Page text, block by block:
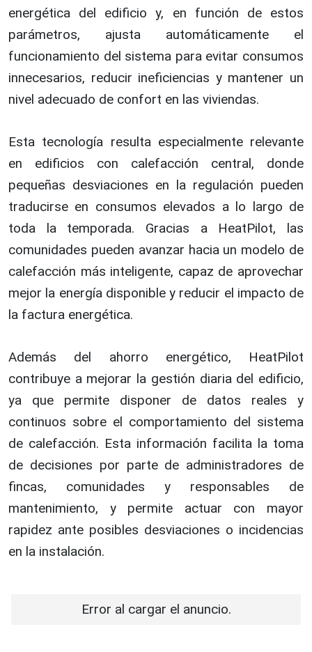
energética del edificio y, en función de estos
parámetros, ajusta automáticamente el
funcionamiento del sistema para evitar consumos
innecesarios, reducir ineficiencias y mantener un
nivel adecuado de confort en las viviendas.
Esta tecnología resulta especialmente relevante
en edificios con calefacción central, donde
pequeñas desviaciones en la regulación pueden
traducirse en consumos elevados a lo largo de
toda la temporada. Gracias a HeatPilot, las
comunidades pueden avanzar hacia un modelo de
calefacción más inteligente, capaz de aprovechar
mejor la energía disponible y reducir el impacto de
la factura energética.
Además del ahorro energético, HeatPilot
contribuye a mejorar la gestión diaria del edificio,
ya que permite disponer de datos reales y
continuos sobre el comportamiento del sistema
de calefacción. Esta información facilita la toma
de decisiones por parte de administradores de
fincas, comunidades y responsables de
mantenimiento, y permite actuar con mayor
rapidez ante posibles desviaciones o incidencias
en la instalación.
Error al cargar el anuncio.